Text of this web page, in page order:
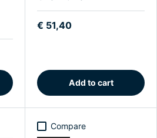
€ 51,40
Add to cart
Compare